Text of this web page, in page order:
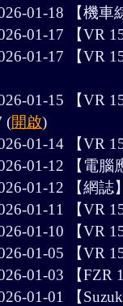
01-18 【機車
01-17 【VR
01-17 【VR
01-15 【VR
(開啟)
01-14 【VR
01-12 【電腦
01-12 【網誌
01-11 【VR
01-10 【VR
01-05 【VR
01-03 【FZR
01-01 【